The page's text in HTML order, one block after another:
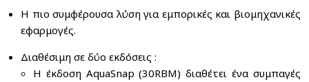
Η πιο συμφέρουσα λύση για εμπορικές και βιομηχανικές
εφαρμογές.
Διαθέσιμη σε δύο εκδόσεις :
Η έκδοση AquaSnap (30RBM) διαθέτει ένα συμπαγές